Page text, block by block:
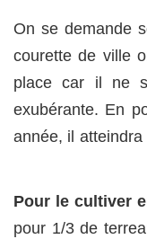
On se demande
courette de ville
place car il ne
exubérante. En
année, il
Pour le cultiver
pour 1/3 de